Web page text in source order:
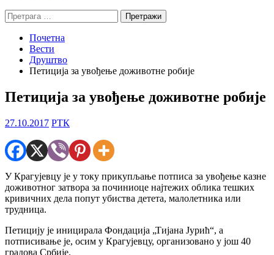
Претрага
за:
Почетна
Вести
Друштво
Петиција за увођење доживотне робије
Петиција за увођење доживотне робије
27.10.2017 РТК
У Крагујевцу је у току прикупљање потписа за увођење казне
доживотног затвора за починиоце најтежих облика тешких
кривичних дела попут убиства детета, малолетника или
трудница.
Петицију је иницирала Фондација „Тијана Јурић“, а
потписивање је, осим у Крагујевцу, организовано у још 40
градова Србије.